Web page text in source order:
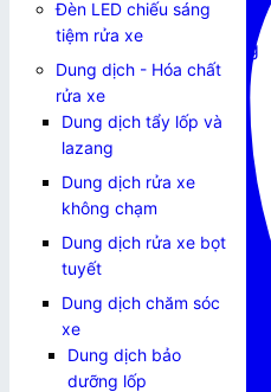
Quay trở lại cửa hàng
Giỏ hàng
Chưa có sản phẩm trong
Quay trở lại cửa hàng
Đèn LED chiếu sáng
tiệm rửa xe
Dung dịch - Hóa chất
rửa xe
Dung dịch tẩy lốp và
lazang
Dung dịch rửa xe
không chạm
Dung dịch rửa xe bọt
tuyết
Dung dịch chăm sóc
xe
Dung dịch bảo
dưỡng lốp